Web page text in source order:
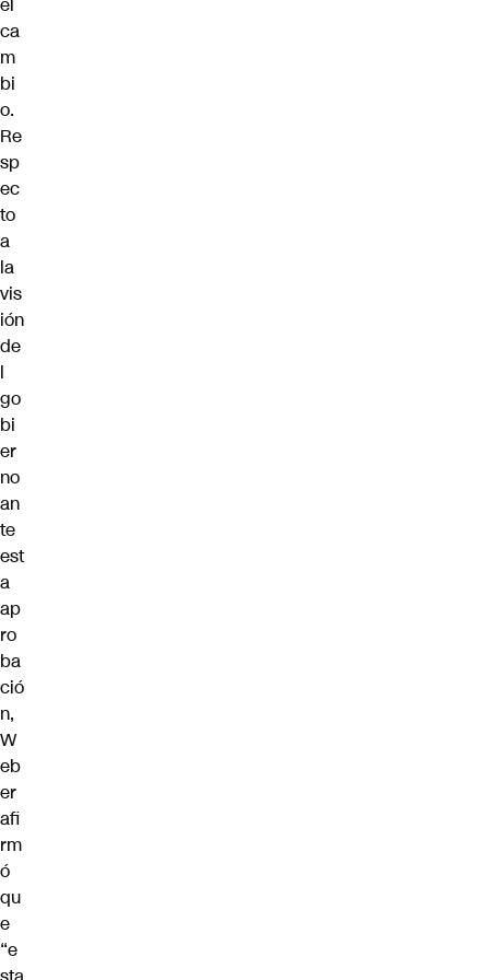
ca
m
bi
o.
Re
sp
ec
to
a
la
vis
ión
de
l
go
bi
er
no
an
te
est
a
ap
ro
ba
ció
n,
W
eb
er
afi
rm
ó
qu
e
“e